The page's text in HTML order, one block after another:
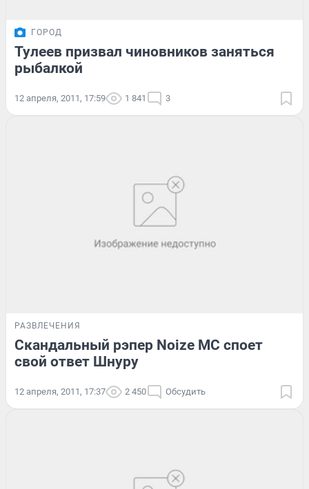
ГОРОД
Тулеев призвал чиновников заняться
рыбалкой
12 апреля, 2011, 17:59 1 841 3
РАЗВЛЕЧЕНИЯ
Скандальный рэпер Noize MC споет
свой ответ Шнуру
12 апреля, 2011, 17:37 2 450 Обсудить